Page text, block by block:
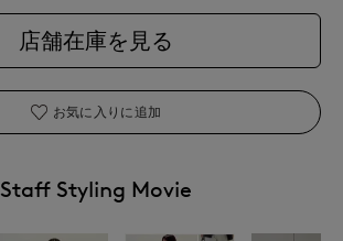
店舗在庫を見る
お気に入りに追加
Staff Styling Movie